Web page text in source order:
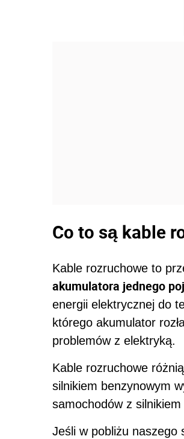
Co to są kable
Kable rozruchowe to
akumulatora jednego
energii elektrycznej do
którego akumulator
problemów z elektryką.
Kable rozruchowe
silnikiem benzynowym
samochodów z
Jeśli w pobliżu naszego